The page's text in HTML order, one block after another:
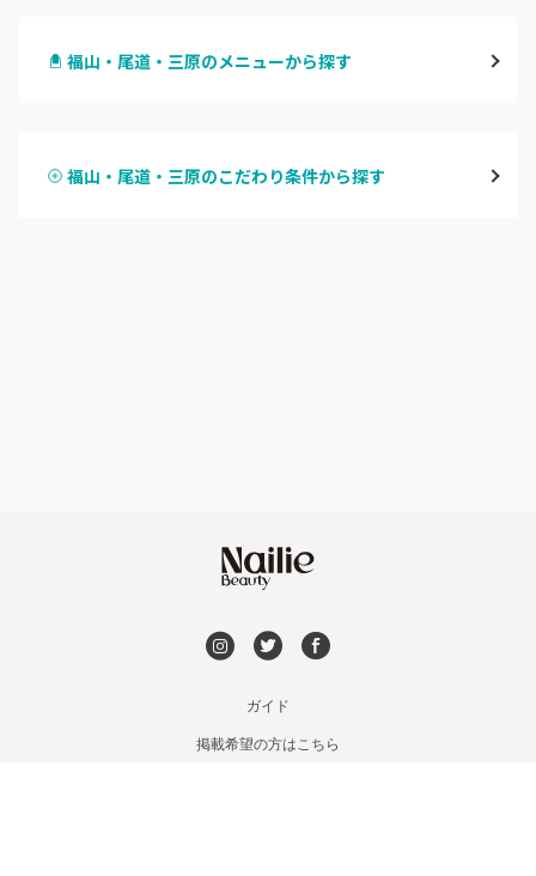
段原・皆実町・宇品
福山・尾道・三原のメニューから探す
福山・尾道・三原のこだわり条件から探す
ガイド
掲載希望の方はこちら